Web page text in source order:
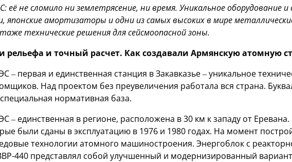
её не сломило ни землетрясение, ни время. Уникальное оборудование
японские амортизаторы и одни из самых высоких в мире
технические решения для сейсмоопасной зоны.
рельефа и точный расчет. Как создавали Армянскую атомную
– первая и единственная станция в Закавказье – уникальное
Над проектом без преувеличения работала вся страна.
нормативная база.
– единственная в регионе, расположена в 30 км к западу от Еревана.
были сданы в эксплуатацию в 1976 и 1980 годах. На момент
технологии атомного машиностроения. Энергоблок с
440 представлял собой улучшенный и модернизированный